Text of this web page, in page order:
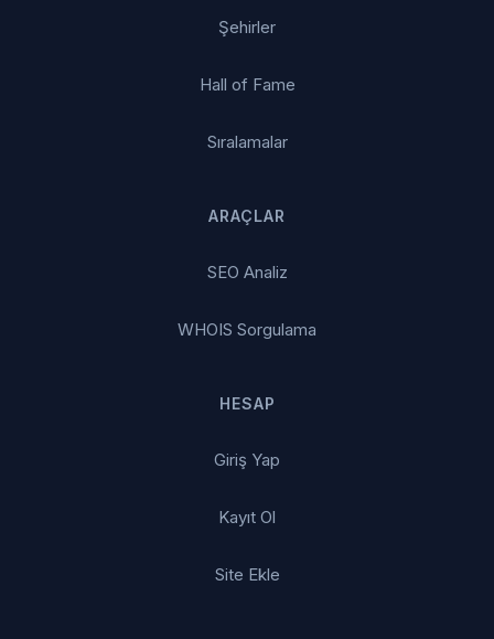
Şehirler
Hall of Fame
Sıralamalar
ARAÇLAR
SEO Analiz
WHOIS Sorgulama
HESAP
Giriş Yap
Kayıt Ol
Site Ekle